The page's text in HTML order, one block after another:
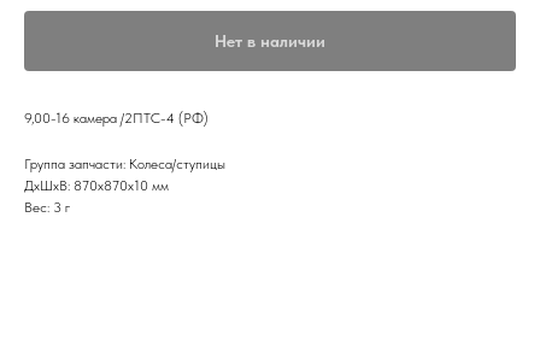
Нет в наличии
9,00-16 камера /2ПТС-4 (РФ)
Группа запчасти: Колеса/ступицы
ДxШxВ: 870x870x10 мм
Вес: 3 г